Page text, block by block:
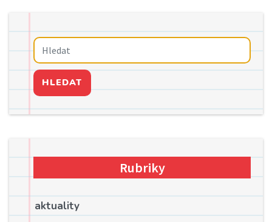
HLEDAT
Rubriky
aktuality